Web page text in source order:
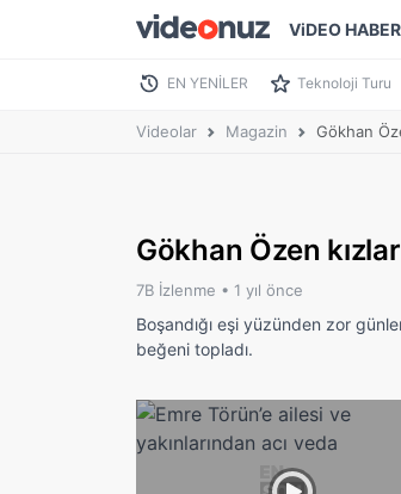
ViDEO HABER
EN YENİLER Teknoloji Turu
Videolar Magazin Gökhan
Gökhan Özen
7B İzlenme • 1 yıl önce
Boşandığı eşi yüzünden zor
beğeni topladı.